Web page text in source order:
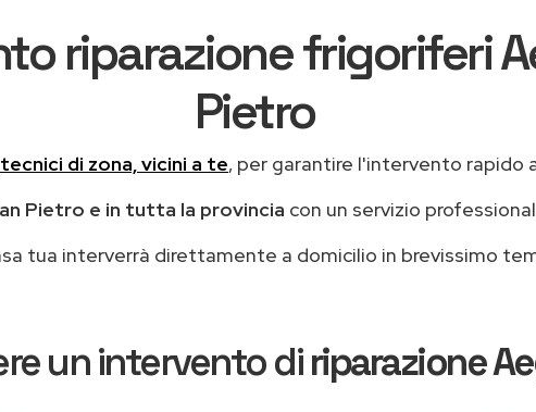
riparazione frigoriferi
Pietro
tecnici di zona, vicini a te, per garantire l'intervento rapido
Pietro e in tutta la provincia con un servizio
tua interverrà direttamente a domicilio in brevissimo
un intervento diriparazione